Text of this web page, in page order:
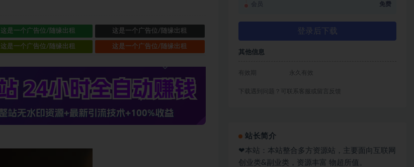
这是一个广告位/随缘出租 这是一个广告位/随缘出租
这是一个广告位/随缘出租 这是一个广告位/随缘出租
会员 免费
登录后下载
其他信息
有效期 永久有效
下载遇到问题？可联系客服或留言反馈
站长简介
❤本站：本站整合多方资源站，主要面向互联网
创业类&副业类，资源丰富 物超所值。